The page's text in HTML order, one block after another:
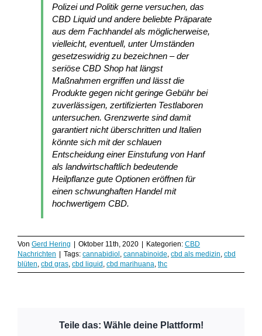
Polizei und Politik gerne versuchen, das
CBD Liquid und andere beliebte Präparate
aus dem Fachhandel als möglicherweise,
vielleicht, eventuell, unter Umständen
gesetzeswidrig zu bezeichnen – der
seriöse CBD Shop hat längst
Maßnahmen ergriffen und lässt die
Produkte gegen nicht geringe Gebühr bei
zuverlässigen, zertifizierten Testlaboren
untersuchen. Grenzwerte sind damit
garantiert nicht überschritten und Italien
könnte sich mit der schlauen
Entscheidung einer Einstufung von Hanf
als landwirtschaftlich bedeutende
Heilpflanze gute Optionen eröffnen für
einen schwunghaften Handel mit
hochwertigem CBD.
Von Gerd Hering | Oktober 11th, 2020 | Kategorien: CBD
Nachrichten | Tags: cannabidiol, cannabinoide, cbd als medizin, cbd
blüten, cbd gras, cbd liquid, cbd marihuana, thc
Teile das: Wähle deine Plattform!